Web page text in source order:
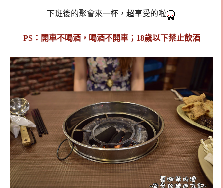
下班後的聚會來一杯，超享受的啦
PS：開車不喝酒，喝酒不開車；18歲以下禁止飲酒